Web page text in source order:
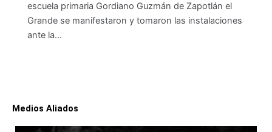
escuela primaria Gordiano Guzmán de Zapotlán el
Grande se manifestaron y tomaron las instalaciones
ante la…
Medios Aliados